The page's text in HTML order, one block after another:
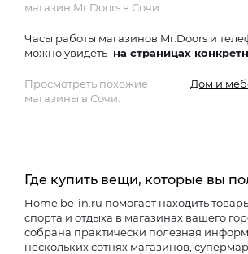
магазин Mr.Doors в Сочи
Часы работы магазинов Mr.Doors и
можно увидеть на страницах
Просмотреть похожие
магазины в Сочи:
Дом и
Где купить вещи, которые вы
Home.be-in.ru помогает находить
спорта и отдыха в магазинах вашего
собрана практически полезная
нескольких сотнях магазинов,